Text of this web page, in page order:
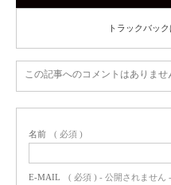
トラックバッ
この記事へのコメントはありませ
名前 ( 必須 )
E-MAIL ( 必須 ) - 公開されません -